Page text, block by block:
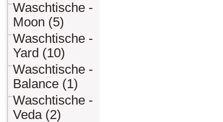
Waschtische -
Moon (5)
Waschtische -
Yard (10)
Waschtische -
Balance (1)
Waschtische -
Veda (2)